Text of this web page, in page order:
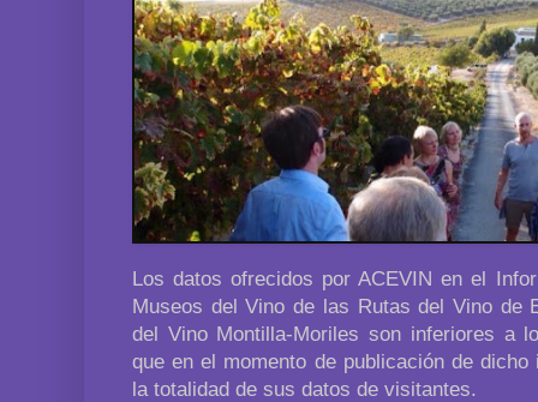
Los datos ofrecidos por ACEVIN en el
Museos del Vino de las Rutas del Vino de
del Vino Montilla-Moriles son inferiores a
que en el momento de publicación de
la totalidad de sus datos de visitantes.